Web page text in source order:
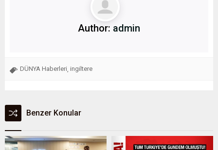
Author: admin
DÜNYA Haberleri, ingiltere
Benzer Konular